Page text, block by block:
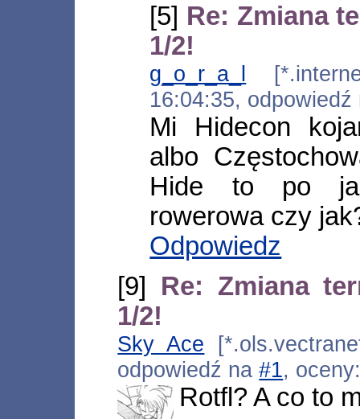
[5] Re: Zmiana
1/2!
g_o_r_a_l
16:04:35,
Mi Hidecon
albo
Hide to po
rowerowa czy
Odpowiedz
[9] Re: Zmiana
1/2!
Sky Ace
odpowiedź na#1,
Rotfl? A co to